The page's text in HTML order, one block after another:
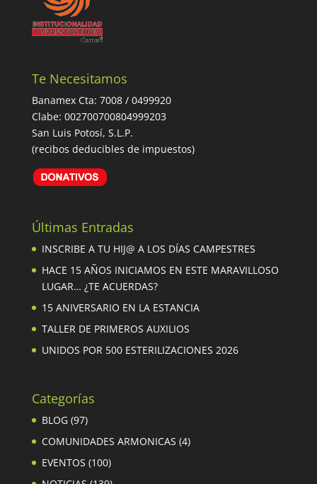
Te Necesitamos
Banamex Cta: 7008 / 0499920
Clabe: 002700700804999203
San Luis Potosí, S.L.P.
(recibos deducibles de impuestos)
Últimas Entradas
INSCRIBE A TU HIJ@ A LOS DÍAS CAMPESTRES
HACE 15 AÑOS INICIAMOS EN ESTE MARAVILLOSO
LUGAR… ¿TE ACUERDAS?
15 ANIVERSARIO EN LA ESTANCIA
TALLER DE PRIMEROS AUXILIOS
UNIDOS POR 500 ESTERILIZACIONES 2026
Categorías
BLOG(97)
COMUNIDADES ARMONICAS (4)
EVENTOS (100)